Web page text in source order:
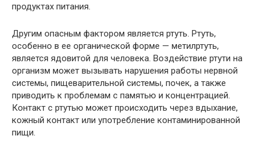
продуктах питания.
Другим опасным фактором является ртуть. Ртуть,
особенно в ее органической форме — метилртуть,
является ядовитой для человека. Воздействие ртути на
организм может вызывать нарушения работы нервной
системы, пищеварительной системы, почек, а также
приводить к проблемам с памятью и концентрацией.
Контакт с ртутью может происходить через вдыхание,
кожный контакт или употребление контаминированной
пищи.